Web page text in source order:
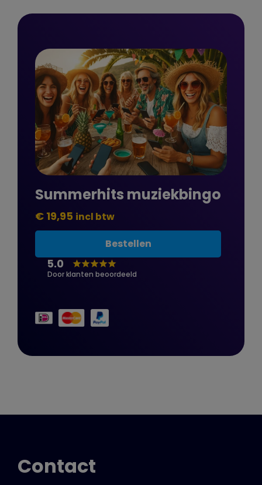
Summerhits muziekbingo
€ 19,95 incl btw
Bestellen
5.0
Door klanten beoordeeld
Contact